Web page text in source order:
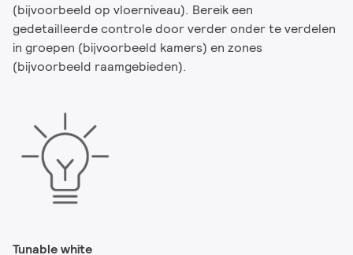
(bijvoorbeeld op vloerniveau). Bereik een
gedetailleerde controle door verder onder te verdelen
in groepen (bijvoorbeeld kamers) en zones
(bijvoorbeeld raamgebieden).
Tunable white